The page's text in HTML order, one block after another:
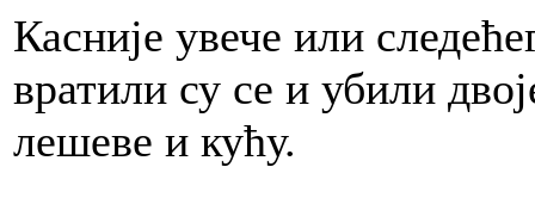
Касније увече или
вратили су се и убили
лешеве и кућу.